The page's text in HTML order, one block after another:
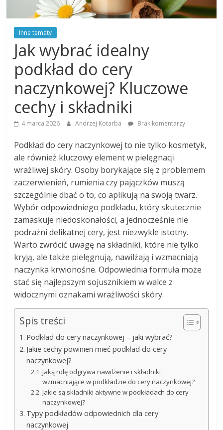
Inne tematy
Jak wybrać idealny
podkład do cery
naczynkowej? Kluczowe
cechy i składniki
4 marca 2026 Andrzej Kotarba Brak komentarzy
Podkład do cery naczynkowej to nie tylko kosmetyk,
ale również kluczowy element w pielęgnacji
wrażliwej skóry. Osoby borykające się z problemem
zaczerwienień, rumienia czy pajączków muszą
szczególnie dbać o to, co aplikują na swoją twarz.
Wybór odpowiedniego podkładu, który skutecznie
zamaskuje niedoskonałości, a jednocześnie nie
podrażni delikatnej cery, jest niezwykle istotny.
Warto zwrócić uwagę na składniki, które nie tylko
kryją, ale także pielęgnują, nawilżają i wzmacniają
naczynka krwionośne. Odpowiednia formuła może
stać się najlepszym sojusznikiem w walce z
widocznymi oznakami wrażliwości skóry.
Spis treści
Podkład do cery naczynkowej – jaki wybrać?
Jakie cechy powinien mieć podkład do cery
naczynkowej?
Jaką rolę odgrywa nawilżenie i składniki
wzmacniające w podkładzie do cery naczynkowej?
Jakie są składniki aktywne w podkładach do cery
naczynkowej?
Typy podkładów odpowiednich dla cery
naczynkowej